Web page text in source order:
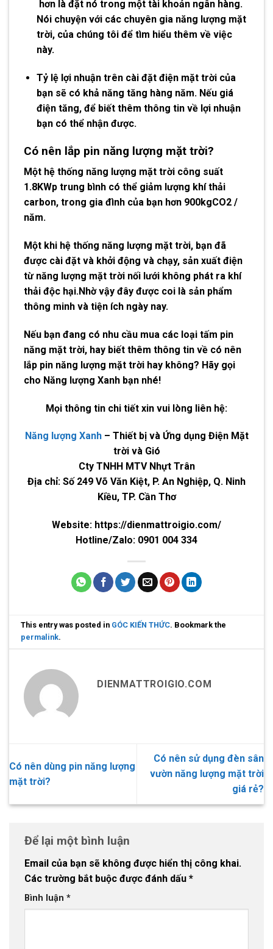
hơn là đặt nó trong một tài khoản ngân hàng.
Nói chuyện với các chuyên gia năng lượng mặt
trời, của chúng tôi để tìm hiểu thêm về việc
này.
Tỷ lệ lợi nhuận trên cài đặt điện mặt trời của
bạn sẽ có khả năng tăng hàng năm. Nếu giá
điện tăng, để biết thêm thông tin về lợi nhuận
bạn có thể nhận được.
Có nên lắp pin năng lượng mặt trời?
Một hệ thống năng lượng mặt trời công suất
1.8KWp trung bình có thể giảm lượng khí thải
carbon, trong gia đình của bạn hơn 900kgCO2 /
năm.
Một khi hệ thống năng lượng mặt trời, bạn đã
được cài đặt và khởi động và chạy, sản xuất điện
từ năng lượng mặt trời nối lưới không phát ra khí
thải độc hại.Nhờ vậy đây được coi là sản phẩm
thông minh và tiện ích ngày nay.
Nếu bạn đang có nhu cầu mua các loại tấm pin
năng mặt trời, hay biết thêm thông tin về có nên
lắp pin năng lượng mặt trời hay không? Hãy gọi
cho Năng lượng Xanh bạn nhé!
Mọi thông tin chi tiết xin vui lòng liên hệ:
Năng lượng Xanh– Thiết bị và Ứng dụng Điện Mặt
trời và Gió
Cty TNHH MTV Nhựt Trân
Địa chỉ: Số 249 Võ Văn Kiệt, P. An Nghiệp, Q. Ninh
Kiều, TP. Cần Thơ
Website: https://dienmattroigio.com/
Hotline/Zalo: 0901 004 334
This entry was posted in GÓC KIẾN THỨC. Bookmark the
permalink.
DIENMATTROIGIO.COM
Có nên dùng pin năng lượng
mặt trời?
Có nên sử dụng đèn sân
vườn năng lượng mặt trời
giá rẻ?
Để lại một bình luận
Email của bạn sẽ không được hiển thị công khai.
Các trường bắt buộc được đánh dấu *
Bình luận *